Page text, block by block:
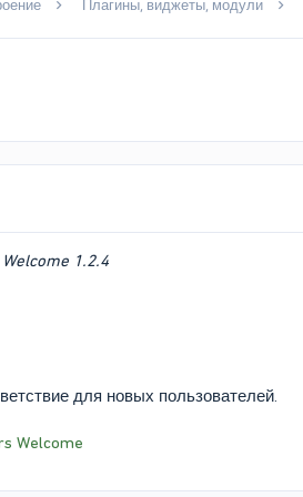
Плагины, виджеты, модули
1.2.4
для новых пользователей.
Welcome